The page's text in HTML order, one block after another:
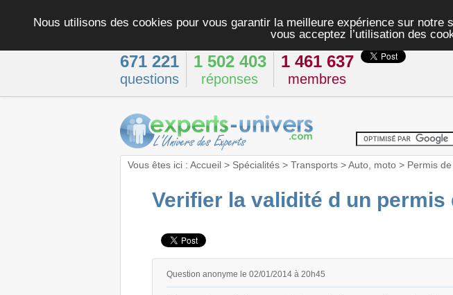
Nous utilisons des cookies pour vous garantir la meilleure expérience sur
vous acceptez l’utilisation des
671 221
questions
1 502 403
réponses
1 461 637
membres
Vous êtes ici : Accueil> Spécialités> Transports>Auto, moto> Permis
Verifier la validité d un
Question anonyme le 02/01/2014 à 20h45